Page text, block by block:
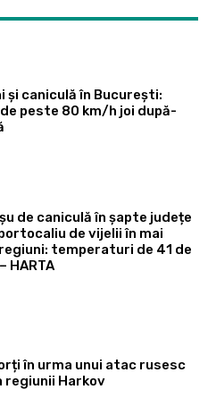
și caniculă în București:
peste 80 km/h joi după-
de caniculă în șapte județe
de vijelii în mai
temperaturi de 41 de
HARTA
în urma unui atac rusesc
regiunii Harkov